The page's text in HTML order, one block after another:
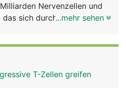
Nervenzellen und
das sich durch den ganzen
steuert und
Das Gehirn ist dabei die
...mehr sehen
T-Zellen greifen